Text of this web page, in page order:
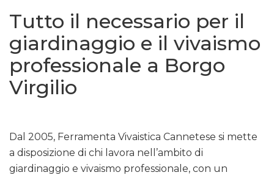
Tutto il necessario per il
giardinaggio e il vivaismo
professionale a Borgo
Virgilio
Dal 2005, Ferramenta Vivaistica Cannetese si mette
a disposizione di chi lavora nell’ambito di
giardinaggio e vivaismo professionale, con un